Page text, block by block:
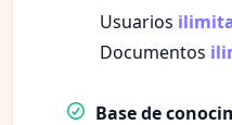
Usuarios
Documentos
Base de